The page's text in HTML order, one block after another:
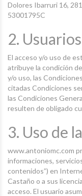
Dolores Ibarruri 16,
53001795C
2.
El acceso y/o uso de
atribuye la condición
y/o uso, las
citadas Condiciones
las Condiciones
resulten de obligado
3. Uso de
www.antoniomc.com
informaciones,
contenidos”) en
Castaño o a sus
acceso. El usuario